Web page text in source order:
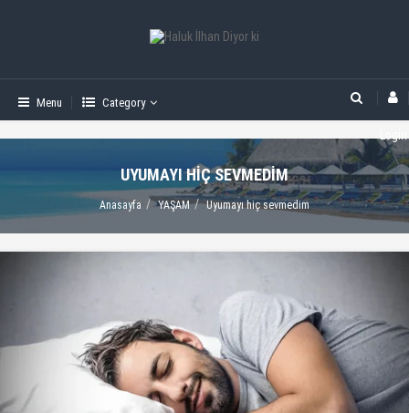
Menu Category
UYUMAYI HIÇ SEVMEDIM
Anasayfa YAŞAM Uyumayı hiç sevmedim